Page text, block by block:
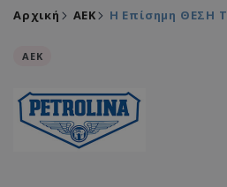
Αρχική ΑEK Η Επίσημη ΘΕΣΗ
ΑEK